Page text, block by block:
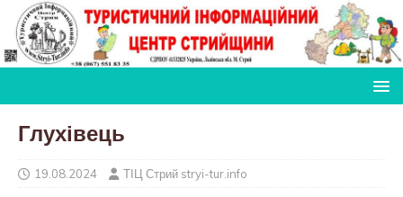
Глухівець
19.08.2024 ТІЦ Стрий stryi-tur.info